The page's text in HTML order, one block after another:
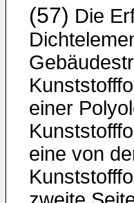
(57) Die
einer
eine von